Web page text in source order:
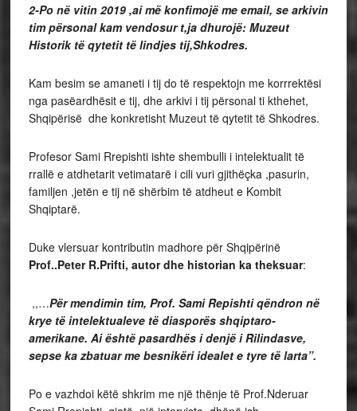
2-Po në vitin 2019 ,ai më konfimojë me email, se arkivin
tim përsonal kam vendosur t,ja dhurojë: Muzeut
Historik të qytetit të lindjes tij,Shkodres.
Kam besim se amaneti i tij do të respektojn me korrrektësi
nga pasëardhësit e tij, dhe arkivi i tij përsonal ti kthehet,
Shqipërisë dhe konkretisht Muzeut të qytetit të Shkodres.
Profesor Sami Rrepishti ishte shembulli i intelektualit të
rrallë e atdhetarit vetimatarë i cili vuri gjithëçka ,pasurin,
familjen ,jetën e tij në shërbim të atdheut e Kombit
Shqiptarë.
Duke vlersuar kontributin madhore për Shqipërinë
Prof..Peter R.Prifti, autor dhe historian ka theksuar:
,,…Për mendimin tim, Prof. Sami Repishti qëndron në
krye të intelektualeve të diasporës shqiptaro-
amerikane. Ai është pasardhës i denjë i Rilindasve,
sepse ka zbatuar me besnikëri idealet e tyre të larta”.
Po e vazhdoi këtë shkrim me një thënje të Prof.Nderuar